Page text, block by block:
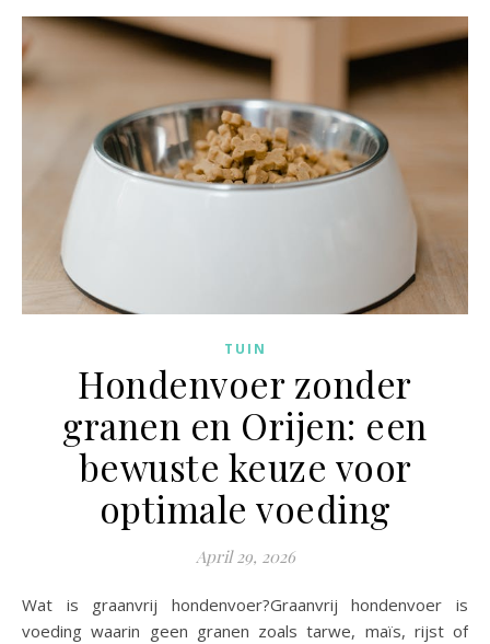
TUIN
Hondenvoer zonder
granen en Orijen: een
bewuste keuze voor
optimale voeding
April 29, 2026
Wat is graanvrij hondenvoer?Graanvrij hondenvoer is
voeding waarin geen granen zoals tarwe, maïs, rijst of